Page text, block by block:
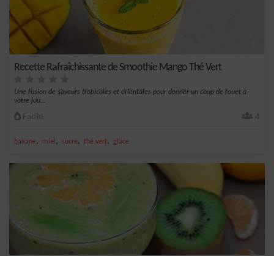
Recette Rafraîchissante de Smoothie Mango Thé Vert
Une fusion de saveurs tropicales et orientales pour donner un coup de fouet à
votre jou...
Facile 4
banane, miel , sucre, thé vert, glace